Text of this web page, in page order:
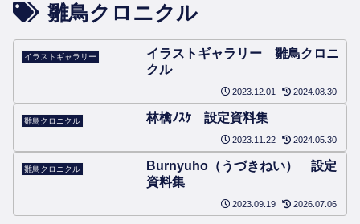
雛鳥クロニクル
イラストギャラリー
イラストギャラリー 雛鳥クロニ
クル
2023.12.01 2024.08.30
雛鳥クロニクル 林檎ﾉｽｹ 設定資料集
2023.11.22 2024.05.30
雛鳥クロニクル
Burnyuho（うづきねい） 設定
資料集
2023.09.19 2026.07.06